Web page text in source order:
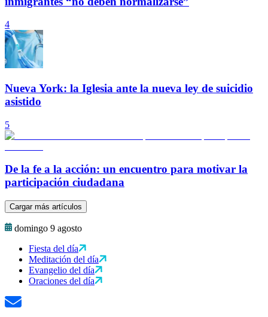
4
Nueva York: la Iglesia ante la nueva ley de suicidio
asistido
5
De la fe a la acción: un encuentro para motivar la
participación ciudadana
Cargar más artículos
domingo 9 agosto
Fiesta del día
Meditación del día
Evangelio del día
Oraciones del día